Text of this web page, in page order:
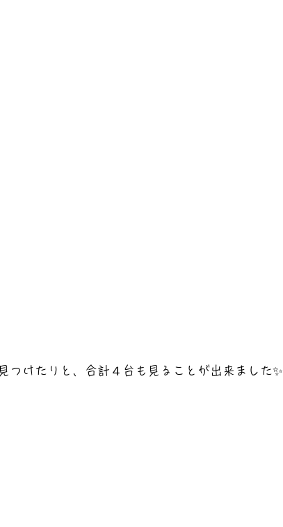
つけたりと、合計４台も見ることが出来ました✨